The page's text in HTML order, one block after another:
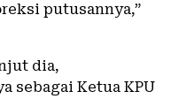
putusannya,”
dia,
sebagai Ketua KPU